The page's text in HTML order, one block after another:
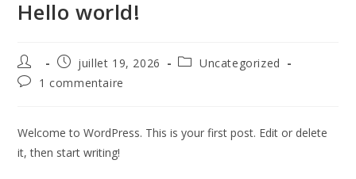
Hello world!
Auteur/autrice
de
la
Publication
publiée :
juillet 19, 2026
PostUncategorized
Commentaires
publication :
1 commentaire
Welcome to WordPress. This is your first post. Edit or delete
it, then start writing!